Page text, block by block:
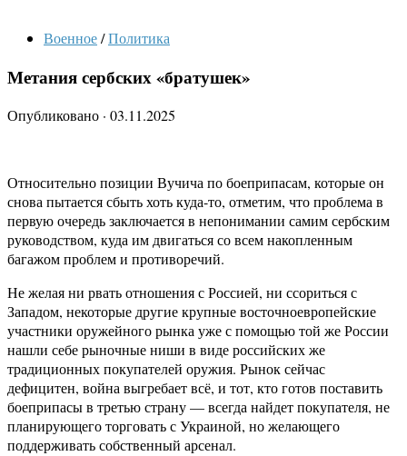
Военное/Политика
Метания сербских «братушек»
Опубликовано · 03.11.2025
Относительно позиции Вучича по боеприпасам, которые он
снова пытается сбыть хоть куда-то, отметим, что проблема в
первую очередь заключается в непонимании самим сербским
руководством, куда им двигаться со всем накопленным
багажом проблем и противоречий.
Не желая ни рвать отношения с Россией, ни ссориться с
Западом, некоторые другие крупные восточноевропейские
участники оружейного рынка уже с помощью той же России
нашли себе рыночные ниши в виде российских же
традиционных покупателей оружия. Рынок сейчас
дефицитен, война выгребает всё, и тот, кто готов поставить
боеприпасы в третью страну — всегда найдет покупателя, не
планирующего торговать с Украиной, но желающего
поддерживать собственный арсенал.